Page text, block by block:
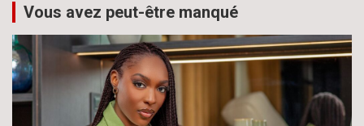
Vous avez peut-être manqué